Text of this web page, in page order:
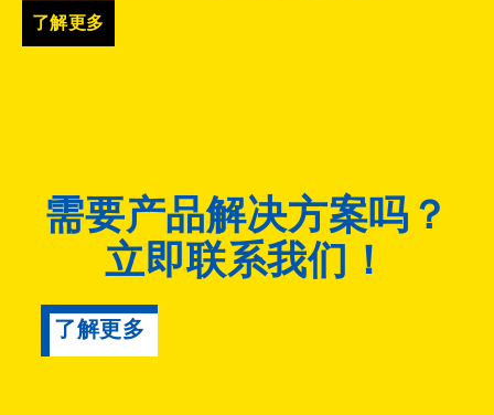
了解更多
需要产品解决方案吗？
立即联系我们！
了解更多